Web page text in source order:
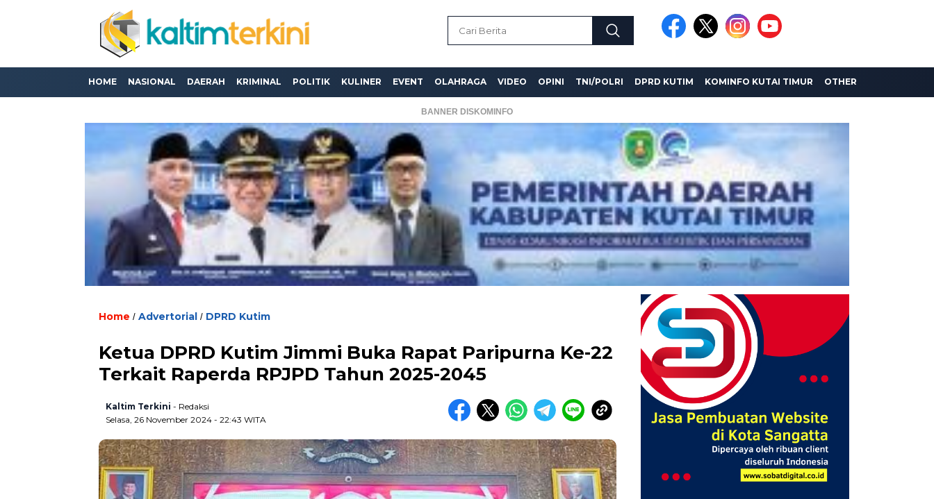
HOME NASIONAL DAERAH KRIMINAL POLITIK KULINER EVENT OLAHRAGA VIDEO OPINI TNI/POLRI DPRD KUTIM KOMINFO KUTAI TIMUR OTHER
BANNER DISKOMINFO
Home / Advertorial / DPRD Kutim
Ketua DPRD Kutim Jimmi Buka Rapat Paripurna Ke-22
Terkait Raperda RPJPD Tahun 2025-2045
Kaltim Terkini - Redaksi
Selasa, 26 November 2024 - 22:43 WITA